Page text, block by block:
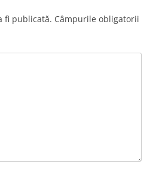
fi publicată. Câmpurile obligatorii